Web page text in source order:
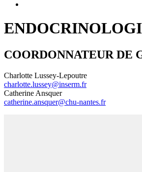
COORDONNATEUR DE
Charlotte Lussey-Lepoutre
charlotte.lussey@inserm.fr
Catherine Ansquer
catherine.ansquer@chu-nantes.fr